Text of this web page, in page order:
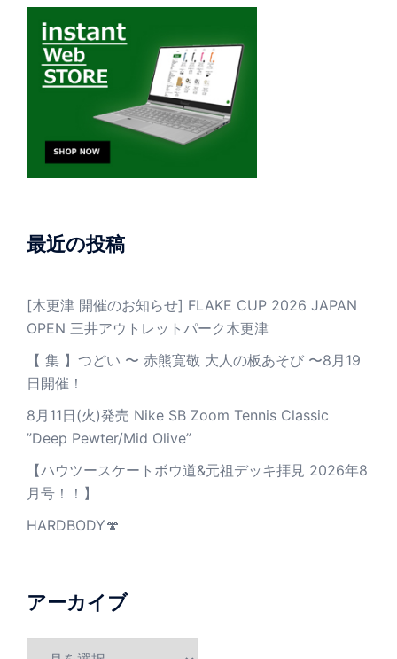
最近の投稿
[木更津 開催のお知らせ] FLAKE CUP 2026 JAPAN
OPEN 三井アウトレットパーク木更津
【 集 】つどい 〜 赤熊寛敬 大人の板あそび 〜8月19
日開催！
8月11日(火)発売 Nike SB Zoom Tennis Classic
”Deep Pewter/Mid Olive”
【ハウツースケートボウ道&元祖デッキ拝見 2026年8
月号！！】
HARDBODY🍄
アーカイブ